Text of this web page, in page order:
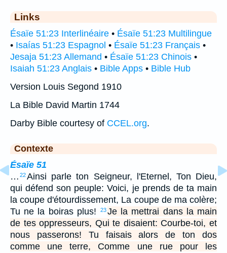
Links
Ésaïe 51:23 Interlinéaire • Ésaïe 51:23 Multilingue
• Isaías 51:23 Espagnol • Ésaïe 51:23 Français •
Jesaja 51:23 Allemand • Ésaïe 51:23 Chinois •
Isaiah 51:23 Anglais • Bible Apps • Bible Hub
Version Louis Segond 1910
La Bible David Martin 1744
Darby Bible courtesy of CCEL.org.
Contexte
Ésaïe 51
… 22Ainsi parle ton Seigneur, l'Eternel, Ton Dieu,
qui défend son peuple: Voici, je prends de ta main
la coupe d'étourdissement, La coupe de ma colère;
Tu ne la boiras plus!
23Je la mettrai dans la main
de tes oppresseurs, Qui te disaient: Courbe-toi, et
nous passerons! Tu faisais alors de ton dos
comme une terre, Comme une rue pour les